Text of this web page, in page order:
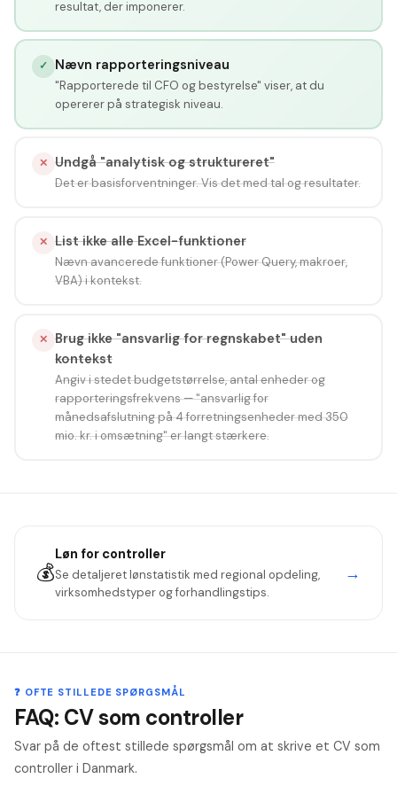
resultat, der imponerer.
✓ Nævn rapporteringsniveau
"Rapporterede til CFO og bestyrelse" viser, at du
opererer på strategisk niveau.
✕ Undgå "analytisk og struktureret"
Det er basisforventninger. Vis det med tal og resultater.
✕ List ikke alle Excel-funktioner
Nævn avancerede funktioner (Power Query, makroer,
VBA) i kontekst.
✕ Brug ikke "ansvarlig for regnskabet" uden
kontekst
Angiv i stedet budgetstørrelse, antal enheder og
rapporteringsfrekvens — "ansvarlig for
månedsafslutning på 4 forretningsenheder med 350
mio. kr. i omsætning" er langt stærkere.
💰
Løn for controller
Se detaljeret lønstatistik med regional opdeling,
virksomhedstyper og forhandlingstips.
→
❓ OFTE STILLEDE SPØRGSMÅL
FAQ: CV som controller
Svar på de oftest stillede spørgsmål om at skrive et CV som
controller i Danmark.